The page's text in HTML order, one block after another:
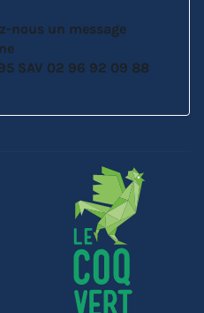
nous un message
SAV 02 96 92 09 88